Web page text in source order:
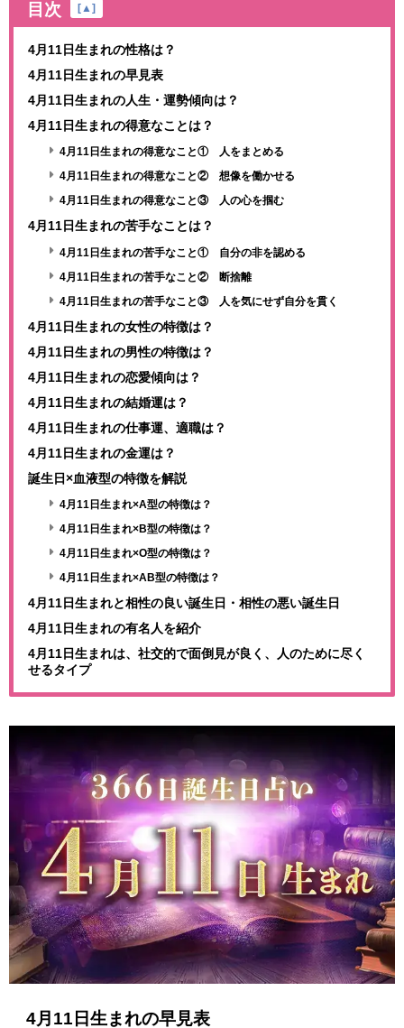
目次 [ ▲ ]
4月11日生まれの性格は？
4月11日生まれの早見表
4月11日生まれの人生・運勢傾向は？
4月11日生まれの得意なことは？
4月11日生まれの得意なこと① 人をまとめる
4月11日生まれの得意なこと② 想像を働かせる
4月11日生まれの得意なこと③ 人の心を掴む
4月11日生まれの苦手なことは？
4月11日生まれの苦手なこと① 自分の非を認める
4月11日生まれの苦手なこと② 断捨離
4月11日生まれの苦手なこと③ 人を気にせず自分を貫く
4月11日生まれの女性の特徴は？
4月11日生まれの男性の特徴は？
4月11日生まれの恋愛傾向は？
4月11日生まれの結婚運は？
4月11日生まれの仕事運、適職は？
4月11日生まれの金運は？
誕生日×血液型の特徴を解説
4月11日生まれ×A型の特徴は？
4月11日生まれ×B型の特徴は？
4月11日生まれ×O型の特徴は？
4月11日生まれ×AB型の特徴は？
4月11日生まれと相性の良い誕生日・相性の悪い誕生日
4月11日生まれの有名人を紹介
4月11日生まれは、社交的で面倒見が良く、人のために尽く
せるタイプ
4月11日生まれの早見表